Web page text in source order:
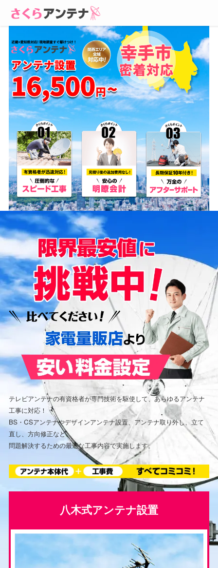
テレビアンテナの有資格者が専門技術を駆使して、あらゆるアンテナ
工事に対応！
BS・CSアンテナやデザインアンテナ設置、アンテナ取り外し、立て
直し、方向修正など、
問題解決するための最適な工事内容で実施します。
八木式アンテナ設置